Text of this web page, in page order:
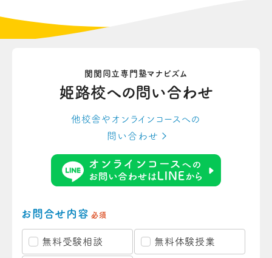
関関同立専門塾マナビズム
姫路校への問い合わせ
他校舎やオンラインコースへの
問い合わせ
お問合せ内容 必須
無料受験相談 無料体験授業